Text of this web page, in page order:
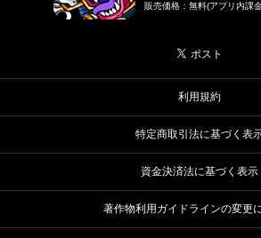
販売価格 ：無料(アプリ内課
利用規約
特定商取引法に基づく表
資金決済法に基づく表示
著作物利用ガイドラインの変更